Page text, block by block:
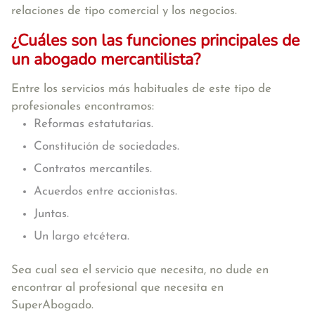
relaciones de tipo comercial y los negocios.
¿Cuáles son las funciones principales de
un abogado mercantilista?
Entre los servicios más habituales de este tipo de
profesionales encontramos:
Reformas estatutarias.
Constitución de sociedades.
Contratos mercantiles.
Acuerdos entre accionistas.
Juntas.
Un largo etcétera.
Sea cual sea el servicio que necesita, no dude en
encontrar al profesional que necesita en
SuperAbogado.